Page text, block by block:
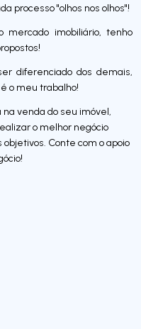
processo "olhos nos olhos"!
mercado imobiliário, tenho
diferenciado dos demais,
o meu trabalho!
venda do seu imóvel,
o melhor negócio
Conte com o apoio